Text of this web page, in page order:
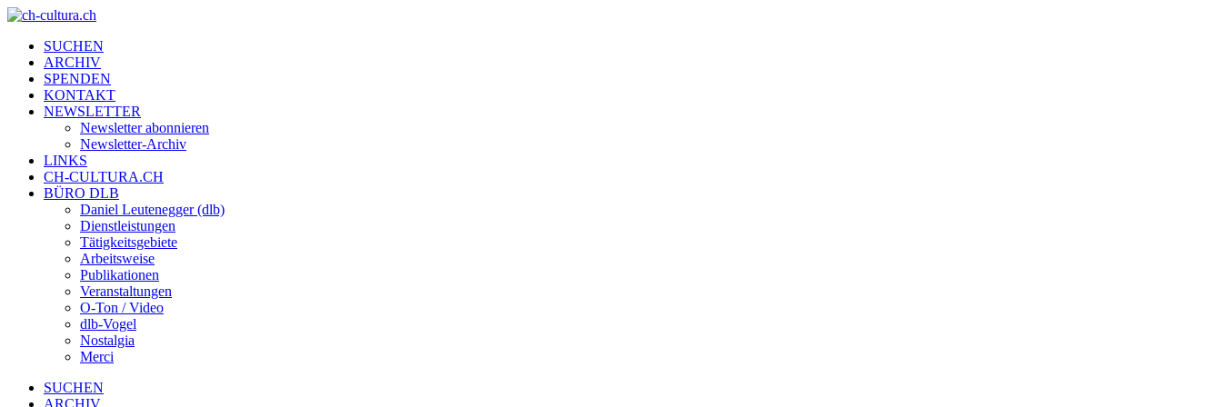
SUCHEN
ARCHIV
SPENDEN
KONTAKT
NEWSLETTER
Newsletter abonnieren
Newsletter-Archiv
LINKS
CH-CULTURA.CH
BÜRO DLB
Daniel Leutenegger (dlb)
Dienstleistungen
Tätigkeitsgebiete
Arbeitsweise
Publikationen
Veranstaltungen
O-Ton / Video
dlb-Vogel
Nostalgia
Merci
SUCHEN
ARCHIV